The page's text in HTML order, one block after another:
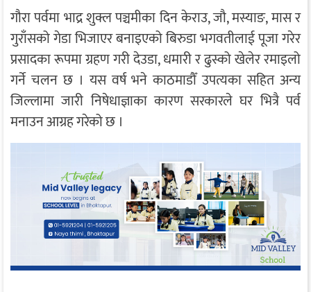
गौरा पर्वमा भाद्र शुक्ल पञ्चमीका दिन केराउ, जौ, मस्याङ, मास र
गुराँसको गेडा भिजाएर बनाइएको बिरुडा भगवतीलाई पूजा गरेर
प्रसादका रूपमा ग्रहण गरी देउडा, धमारी र ढुस्को खेलेर रमाइलो
गर्ने चलन छ । यस वर्ष भने काठमाडौँ उपत्यका सहित अन्य
जिल्लामा जारी निषेधाज्ञाका कारण सरकारले घर भित्रै पर्व
मनाउन आग्रह गरेको छ ।